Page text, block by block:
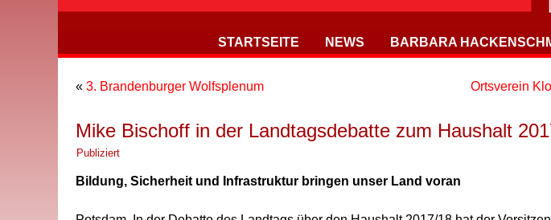
STARTSEITE NEWS BARBARA
« 3. Brandenburger Wolfsplenum Ortsverein
Mike Bischoff in der Landtagsdebatte zum Haushalt
Publiziert
Bildung, Sicherheit und Infrastruktur bringen unser Land voran